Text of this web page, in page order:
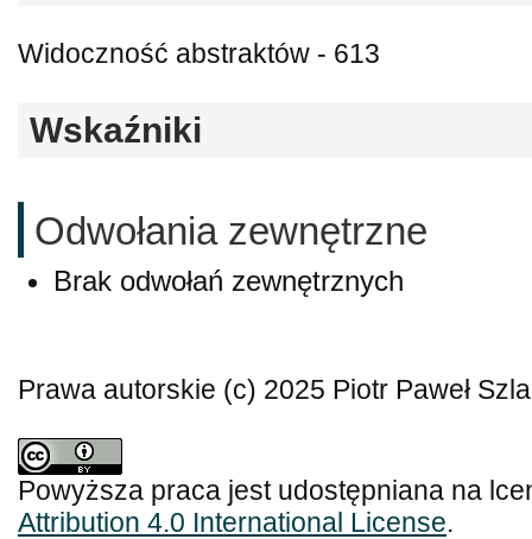
Widoczność abstraktów - 613
Wskaźniki
Odwołania zewnętrzne
Brak odwołań zewnętrznych
Prawa autorskie (c) 2025 Piotr Paweł
Powyższa praca jest udostępniana na
Attribution 4.0 International License.